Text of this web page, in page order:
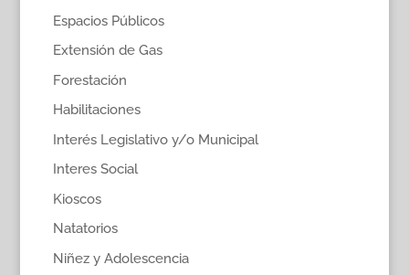
Espacios Públicos
Extensión de Gas
Forestación
Habilitaciones
Interés Legislativo y/o Municipal
Interes Social
Kioscos
Natatorios
Niñez y Adolescencia